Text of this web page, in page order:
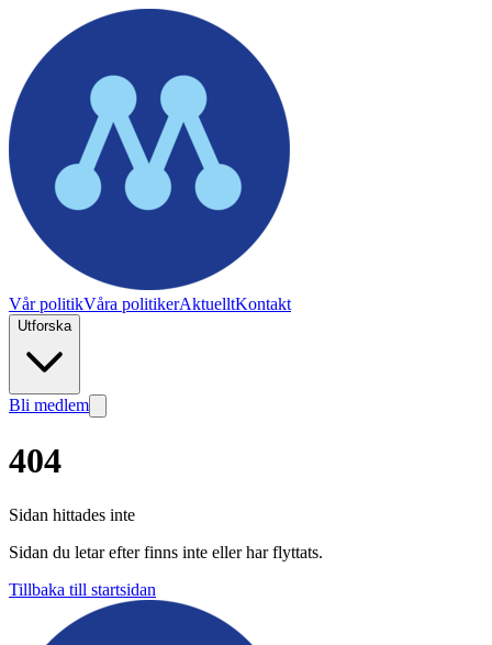
Vår politikVåra politikerAktuelltKontakt
Utforska
Bli medlem
404
Sidan hittades inte
Sidan du letar efter finns inte eller har flyttats.
Tillbaka till startsidan